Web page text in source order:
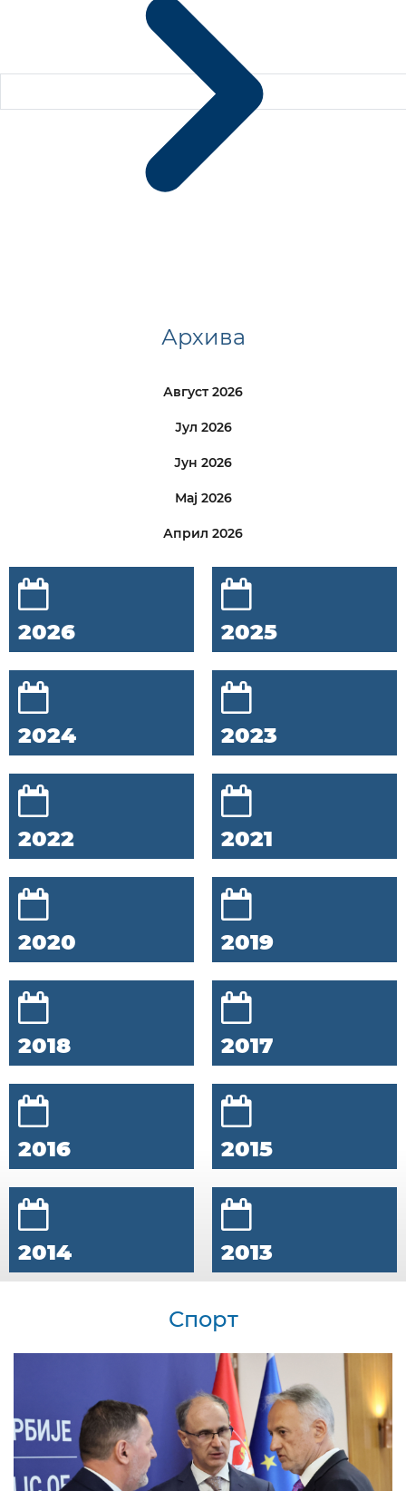
Архива
Август 2026
Јул 2026
Јун 2026
Мај 2026
Април 2026
2026 2025
2024 2023
2022 2021
2020 2019
2018 2017
2016 2015
2014 2013
Спорт